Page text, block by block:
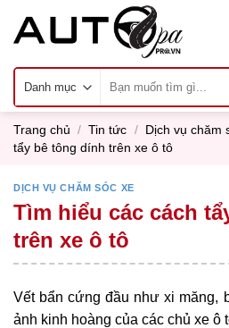
kiếm:
Trang chủ / Tin tức / Dịch vụ chăm
tẩy bê tông dính trên xe ô tô
DỊCH VỤ CHĂM SÓC XE
Tìm hiểu các cách
trên xe ô tô
Vết bẩn cứng đầu như xi măng,
ảnh kinh hoàng của các chủ xe ô